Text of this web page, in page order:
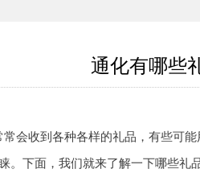
通化有哪些
会收到各种各样的礼品，有些可
。下面，我们就来了解一下哪些礼